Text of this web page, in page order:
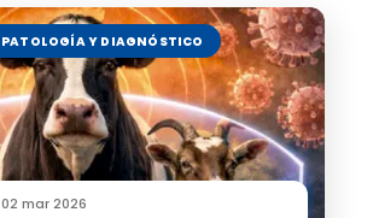
PATOLOGÍA Y DIAGNÓSTICO
02 mar 2026